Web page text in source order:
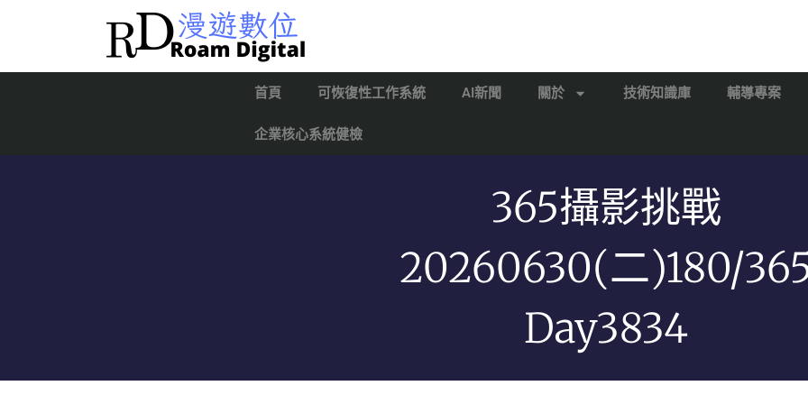
首頁 可恢復性工作系統 AI新聞 關於 技術知識庫 輔導專案
企業核心系統健檢
365攝影挑戰
20260630(二)180/
Day3834